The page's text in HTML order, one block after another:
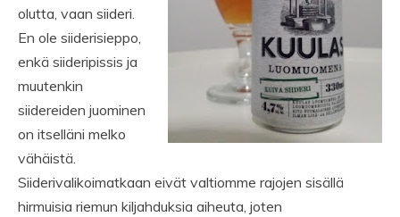
olutta, vaan siideri.
En ole siiderisieppo,
enkä siideripissis ja
muutenkin
siidereiden juominen
on itselläni melko
vähäistä.
Siiderivalikoimatkaan eivät valtiomme rajojen sisällä
hirmuisia riemun kiljahduksia aiheuta, joten